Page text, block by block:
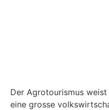
Der Agrotourismus
eine grosse